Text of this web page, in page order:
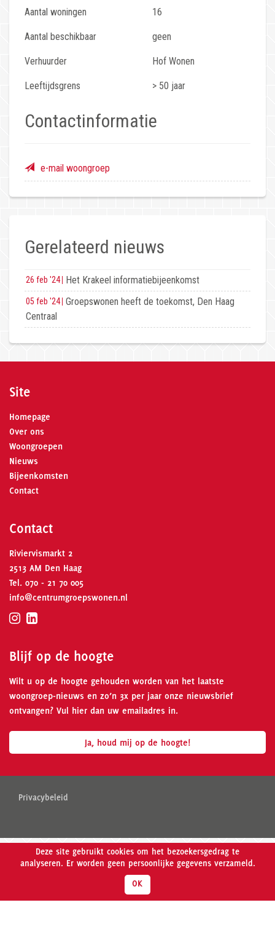
Deze site gebruikt cookies om het bezoekersgedrag te
analyseren. Er worden geen persoonlijke gegevens verzameld.
OK
Meer weten over Wooncollectief Madelief?
Aantal woningen 16
Aantal beschikbaar geen
Verhuurder Hof Wonen
Leeftijdsgrens > 50 jaar
Contactinformatie
e-mail woongroep
Gerelateerd nieuws
26 feb '24 Het Krakeel informatiebijeenkomst
05 feb '24 Groepswonen heeft de toekomst, Den Haag
Centraal
Site
Homepage
Over ons
Woongroepen
Nieuws
Bijeenkomsten
Contact
Contact
Riviervismarkt 2
2513 AM Den Haag
Tel. 070 - 21 70 005
info@centrumgroepswonen.nl
Blijf op de hoogte
Wilt u op de hoogte gehouden worden van het laatste
woongroep-nieuws en zo’n 3x per jaar onze nieuwsbrief
ontvangen? Vul hier dan uw emailadres in.
Ja, houd mij op de hoogte!
Privacybeleid